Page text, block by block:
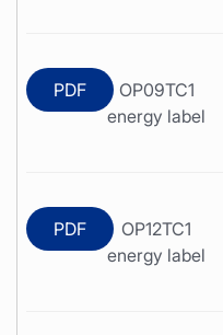
PDF
OP09TC1
energy label
PDF
OP12TC1
energy label